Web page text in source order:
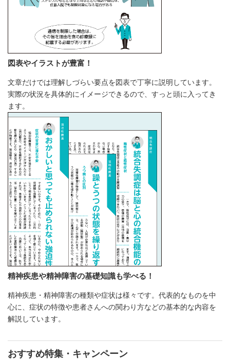
図表やイラストが豊富！
文章だけでは理解しづらい要点を図表で丁寧に説明しています。
実際の状況を具体的にイメージできるので、すっと頭に入ってき
ます。
精神疾患や精神障害の基礎知識も学べる！
精神疾患・精神障害の種類や症状は様々です。代表的なものを中
心に、症状の特徴や患者さんへの関わり方などの基本的な内容を
解説しています。
おすすめ特集・キャンペーン